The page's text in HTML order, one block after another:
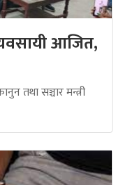
आजित,
तथा सञ्चार मन्त्री